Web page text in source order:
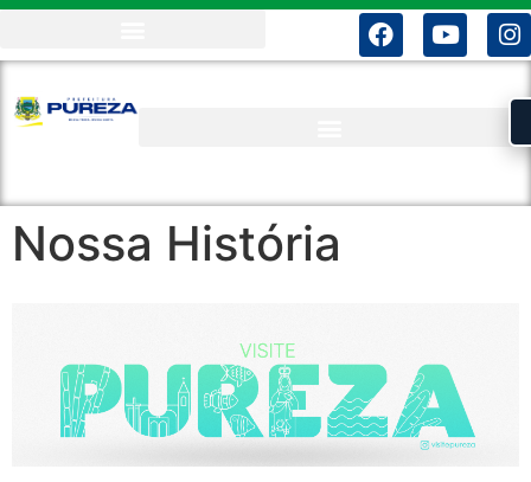
Nossa História